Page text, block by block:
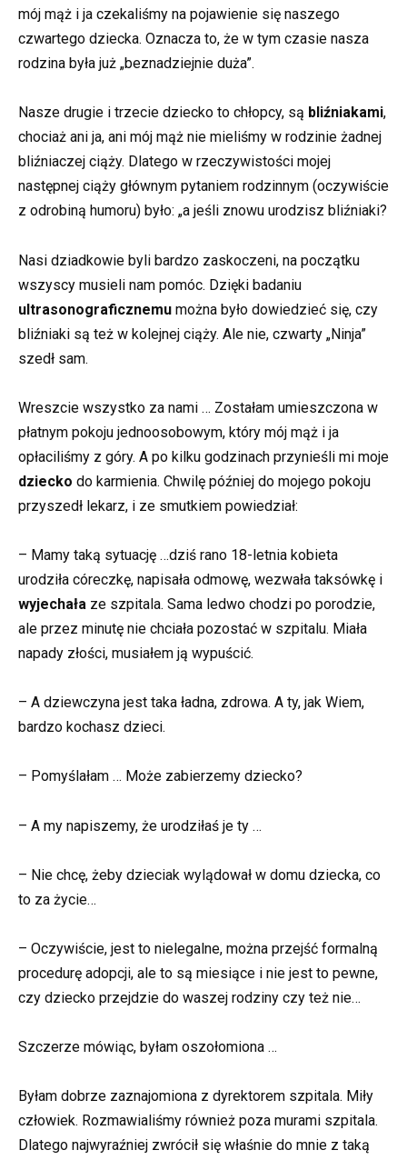
mój mąż i ja czekaliśmy na pojawienie się naszego
czwartego dziecka. Oznacza to, że w tym czasie nasza
rodzina była już „beznadziejnie duża”.
Nasze drugie i trzecie dziecko to chłopcy, są bliźniakami,
chociaż ani ja, ani mój mąż nie mieliśmy w rodzinie żadnej
bliźniaczej ciąży. Dlatego w rzeczywistości mojej
następnej ciąży głównym pytaniem rodzinnym (oczywiście
z odrobiną humoru) było: „a jeśli znowu urodzisz bliźniaki?
Nasi dziadkowie byli bardzo zaskoczeni, na początku
wszyscy musieli nam pomóc. Dzięki badaniu
ultrasonograficznemu można było dowiedzieć się, czy
bliźniaki są też w kolejnej ciąży. Ale nie, czwarty „Ninja”
szedł sam.
Wreszcie wszystko za nami … Zostałam umieszczona w
płatnym pokoju jednoosobowym, który mój mąż i ja
opłaciliśmy z góry. A po kilku godzinach przynieśli mi moje
dziecko do karmienia. Chwilę później do mojego pokoju
przyszedł lekarz, i ze smutkiem powiedział:
– Mamy taką sytuację …dziś rano 18-letnia kobieta
urodziła córeczkę, napisała odmowę, wezwała taksówkę i
wyjechała ze szpitala. Sama ledwo chodzi po porodzie,
ale przez minutę nie chciała pozostać w szpitalu. Miała
napady złości, musiałem ją wypuścić.
– A dziewczyna jest taka ładna, zdrowa. A ty, jak Wiem,
bardzo kochasz dzieci.
– Pomyślałam … Może zabierzemy dziecko?
– A my napiszemy, że urodziłaś je ty …
– Nie chcę, żeby dzieciak wylądował w domu dziecka, co
to za życie…
– Oczywiście, jest to nielegalne, można przejść formalną
procedurę adopcji, ale to są miesiące i nie jest to pewne,
czy dziecko przejdzie do waszej rodziny czy też nie…
Szczerze mówiąc, byłam oszołomiona …
Byłam dobrze zaznajomiona z dyrektorem szpitala. Miły
człowiek. Rozmawialiśmy również poza murami szpitala.
Dlatego najwyraźniej zwrócił się właśnie do mnie z taką